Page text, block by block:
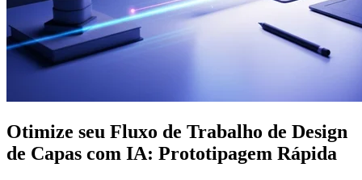
Otimize seu Fluxo de Trabalho de Design
de Capas com IA: Prototipagem Rápida